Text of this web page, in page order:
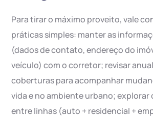
Para tirar o máximo proveito, vale
práticas simples: manter as
(dados de contato, endereço do
veículo) com o corretor; revisar
coberturas para acompanhar
vida e no ambiente urbano; explorar
entre linhas (auto + residencial +